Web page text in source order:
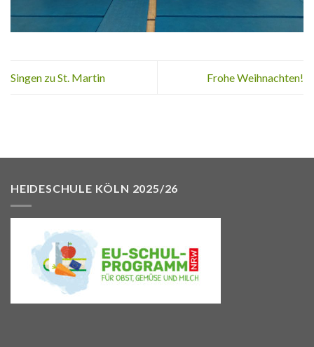
Singen zu St. Martin Frohe Weihnachten!
HEIDESCHULE KÖLN 2025/26